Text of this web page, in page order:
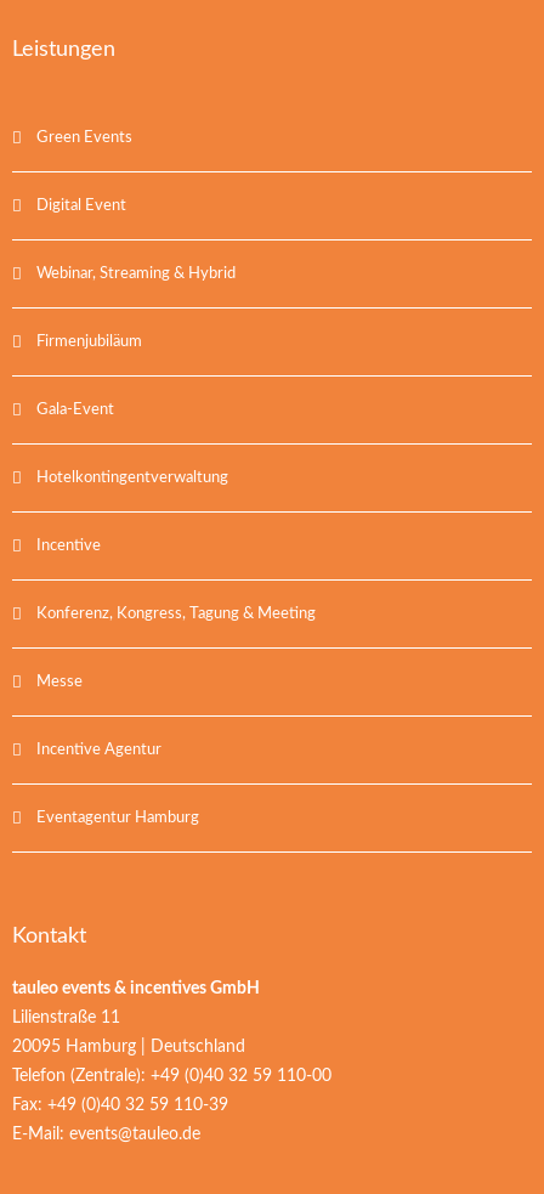
Leistungen
Green Events
Digital Event
Webinar, Streaming & Hybrid
Firmenjubiläum
Gala-Event
Hotelkontingentverwaltung
Incentive
Konferenz, Kongress, Tagung & Meeting
Messe
Incentive Agentur
Eventagentur Hamburg
Kontakt
tauleo events & incentives GmbH
Lilienstraße 11
20095 Hamburg | Deutschland
Telefon (Zentrale): +49 (0)40 32 59 110-00
Fax: +49 (0)40 32 59 110-39
E-Mail: events@tauleo.de